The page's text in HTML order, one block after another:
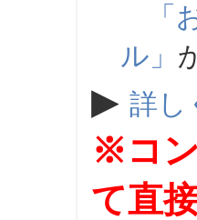
ル」
▶ 詳し
※コ
て直